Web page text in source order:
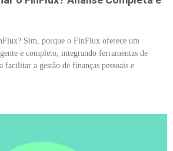
Sim, porque o FinFlux oferece um
e completo, integrando ferramentas de
a gestão de finanças pessoais e